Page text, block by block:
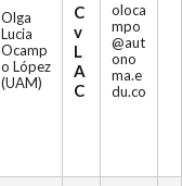
Olga
Lucia
Ocamp
o López
(UAM)
C
v
L
A
C
oloca
mpo
@aut
ono
ma.e
du.co